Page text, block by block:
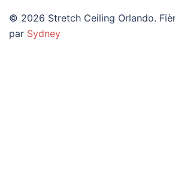
© 2026 Stretch Ceiling Orlando.
par Sydney